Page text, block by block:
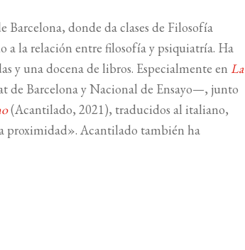
Barcelona, donde da clases de Filosofía
a la relación entre filosofía y psiquiatría. Ha
y una docena de libros. Especialmente enLa
Barcelona y Nacional de Ensayo—, junto
(Acantilado, 2021), traducidos al italiano,
proximidad». Acantilado también ha